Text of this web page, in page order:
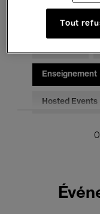
Enseignement
Hosted Events
Tout